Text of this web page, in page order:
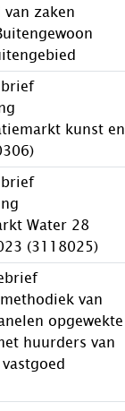
zaken
kunst en
Water 28
(3118025)
van
opgewekte
huurders van